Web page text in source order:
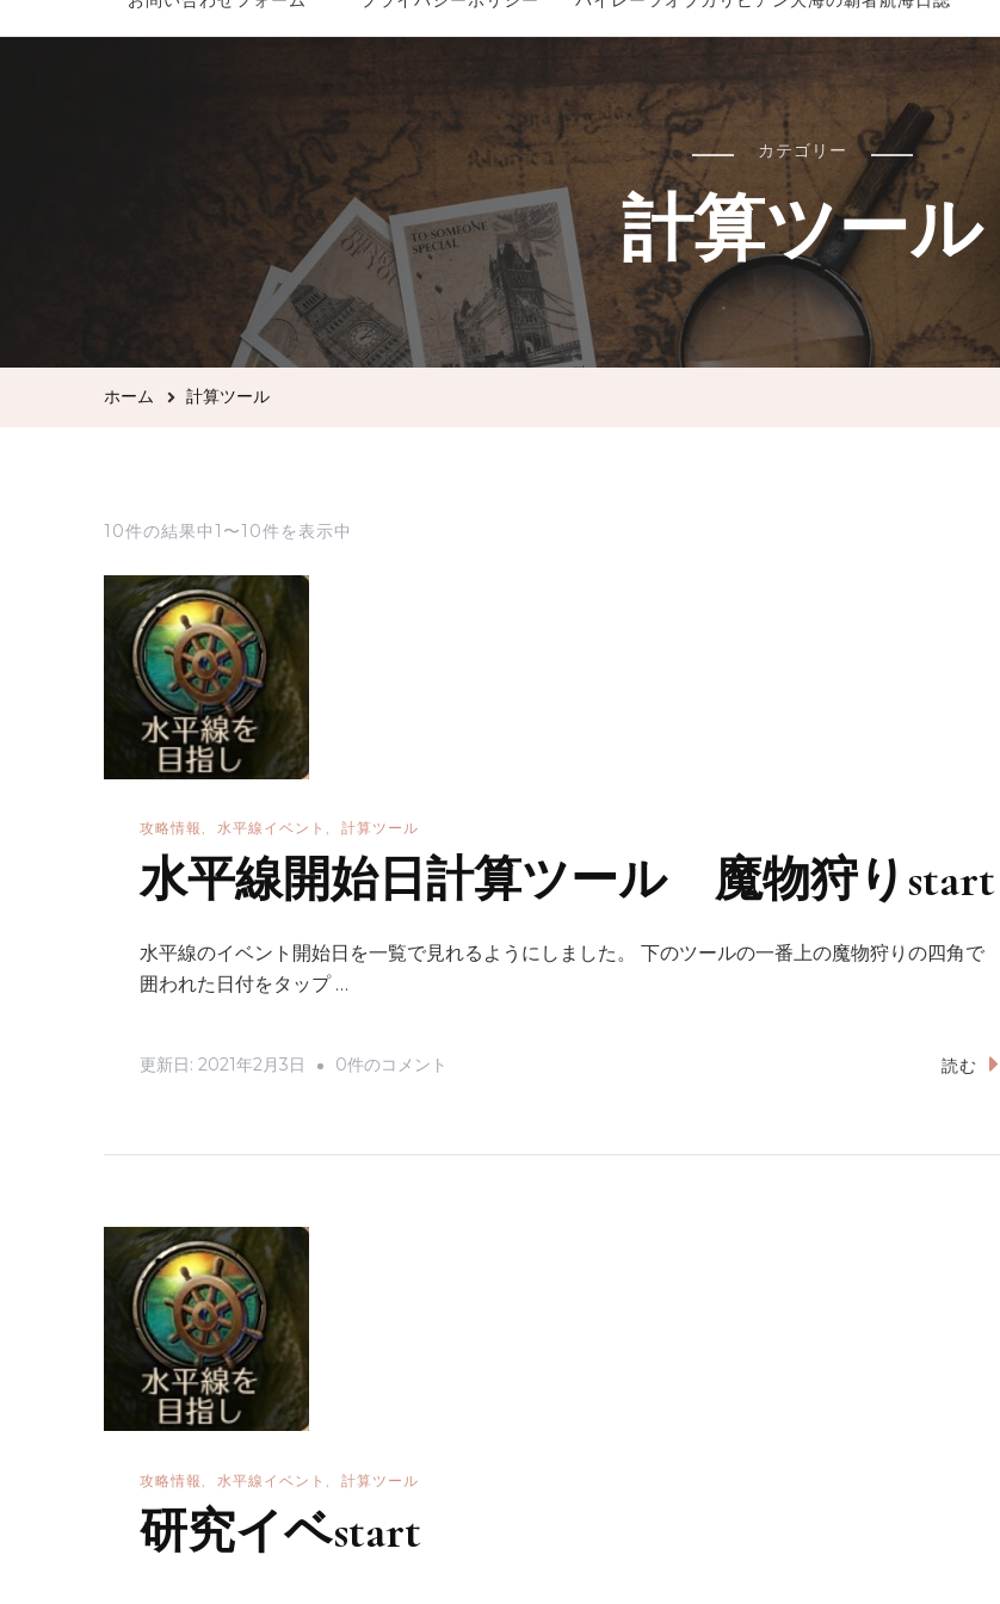
カテゴリー
計算ツール
ホーム 計算ツール
10件の結果中1〜10件を表示中
攻略情報 水平線イベント 計算ツール
水平線開始日計算ツール 魔物狩りstart
水平線のイベント開始日を一覧で見れるようにしました。 下のツールの一番上の魔物狩りの四角で
囲われた日付をタップ …
更新日: 2021年2月3日
水
物
り
0件のコメント 読む
攻略情報 水平線イベント 計算ツール
研究イベstart